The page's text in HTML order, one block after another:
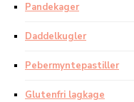
Pandekager
Daddelkugler
Pebermyntepastiller
Glutenfri lagkage